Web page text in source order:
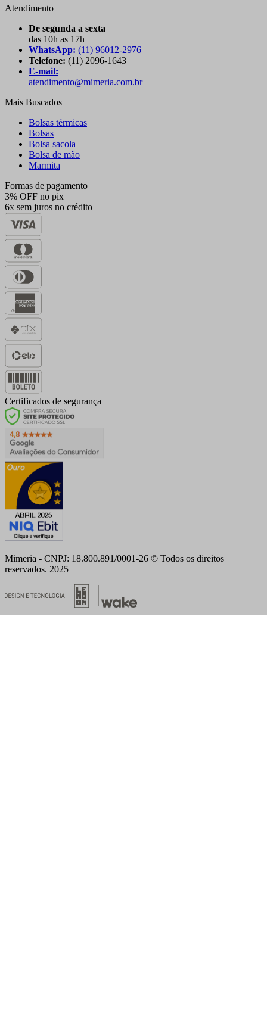
Atendimento
De segunda a sexta
das 10h as 17h
WhatsApp: (11) 96012-2976
Telefone: (11) 2096-1643
E-mail:
atendimento@mimeria.com.br
Mais Buscados
Bolsas térmicas
Bolsas
Bolsa sacola
Bolsa de mão
Marmita
Formas de pagamento
3% OFF no pix
6x sem juros no crédito
Certificados de segurança
Mimeria - CNPJ: 18.800.891/0001-26 © Todos os direitos
reservados. 2025